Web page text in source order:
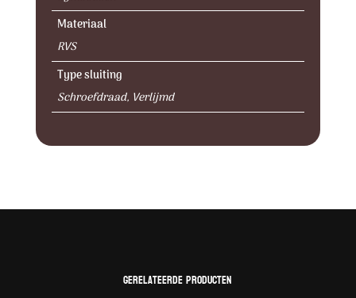
Materiaal
RVS
Type sluiting
Schroefdraad, Verlijmd
Gerelateerde producten